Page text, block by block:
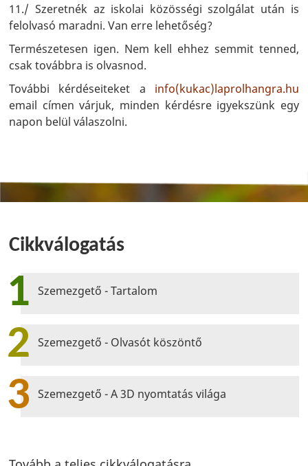
11./ Szeretnék az iskolai közösségi szolgálat után is
felolvasó maradni. Van erre lehetőség?
Természetesen igen. Nem kell ehhez semmit tenned,
csak továbbra is olvasnod.
További kérdéseiteket a info(kukac)laprolhangra.hu
email címen várjuk, minden kérdésre igyekszünk egy
napon belül válaszolni.
Cikkválogatás
1 Szemezgető - Tartalom
2 Szemezgető - Olvasót köszöntő
3 Szemezgető - A 3D nyomtatás világa